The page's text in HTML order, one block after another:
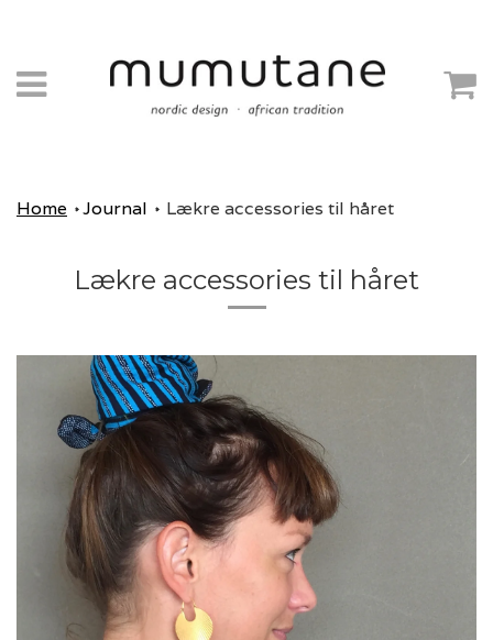
Menu
Home Journal Lækre accessories til håret
Lækre accessories til håret